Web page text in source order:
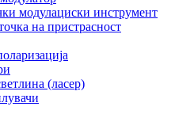
модулациски инструмент
на пристрасност
(ласер)